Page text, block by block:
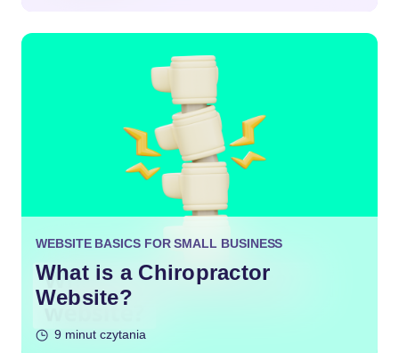
WEBSITE BASICS FOR SMALL BUSINESS
What is a Chiropractor
Website?
9 minut czytania